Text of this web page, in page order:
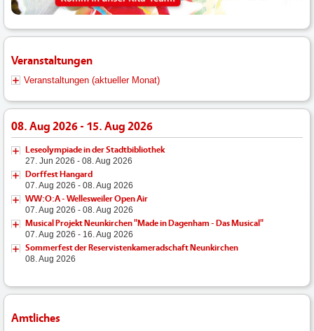
Veranstaltungen
Veranstaltungen (aktueller Monat)
08. Aug 2026 - 15. Aug 2026
Leseolympiade in der Stadtbibliothek
27. Jun 2026 - 08. Aug 2026
Dorffest Hangard
07. Aug 2026 - 08. Aug 2026
WW:O:A - Wellesweiler Open Air
07. Aug 2026 - 08. Aug 2026
Musical Projekt Neunkirchen "Made in Dagenham - Das Musical"
07. Aug 2026 - 16. Aug 2026
Sommerfest der Reservistenkameradschaft Neunkirchen
08. Aug 2026
Amtliches